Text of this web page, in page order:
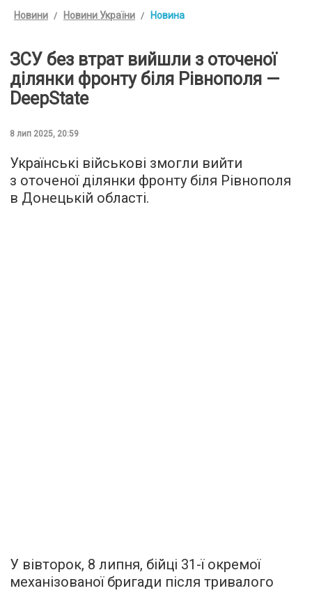
Новини Новини України Новина
ЗСУ без втрат вийшли з оточеної
ділянки фронту біля Рівнополя —
DeepState
8 лип 2025, 20:59
Українські військові змогли вийти
з оточеної ділянки фронту біля Рівнополя
в Донецькій області.
У вівторок, 8 липня, бійці 31-ї окремої
механізованої бригади після тривалого